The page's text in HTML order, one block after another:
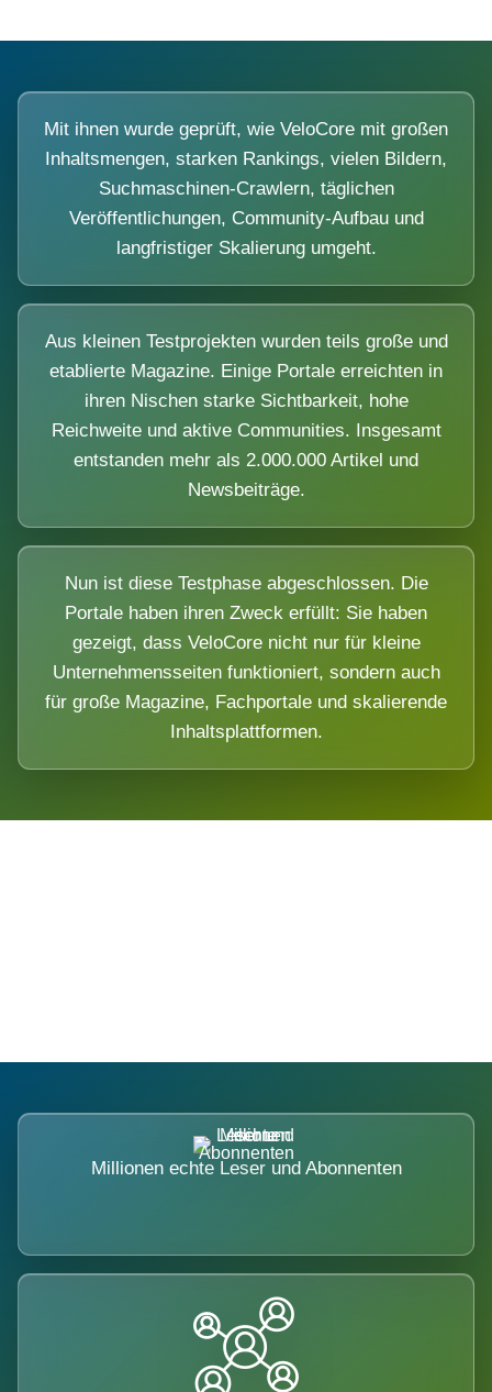
Mit ihnen wurde geprüft, wie VeloCore mit großen
Inhaltsmengen, starken Rankings, vielen Bildern,
Suchmaschinen-Crawlern, täglichen
Veröffentlichungen, Community-Aufbau und
langfristiger Skalierung umgeht.
Aus kleinen Testprojekten wurden teils große und
etablierte Magazine. Einige Portale erreichten in
ihren Nischen starke Sichtbarkeit, hohe
Reichweite und aktive Communities. Insgesamt
entstanden mehr als 2.000.000 Artikel und
Newsbeiträge.
Nun ist diese Testphase abgeschlossen. Die
Portale haben ihren Zweck erfüllt: Sie haben
gezeigt, dass VeloCore nicht nur für kleine
Unternehmensseiten funktioniert, sondern auch
für große Magazine, Fachportale und skalierende
Inhaltsplattformen.
Millionen echte Leser und Abonnenten